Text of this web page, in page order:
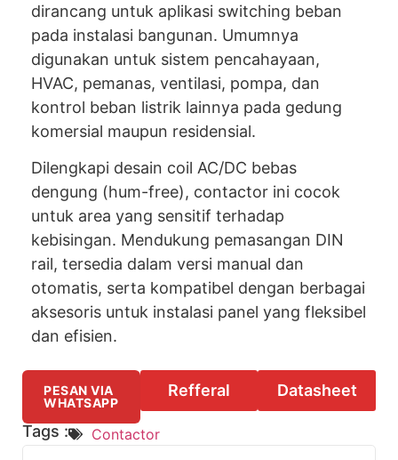
dirancang untuk aplikasi switching beban
pada instalasi bangunan. Umumnya
digunakan untuk sistem pencahayaan,
HVAC, pemanas, ventilasi, pompa, dan
kontrol beban listrik lainnya pada gedung
komersial maupun residensial.
Dilengkapi desain coil AC/DC bebas
dengung (hum-free), contactor ini cocok
untuk area yang sensitif terhadap
kebisingan. Mendukung pemasangan DIN
rail, tersedia dalam versi manual dan
otomatis, serta kompatibel dengan berbagai
aksesoris untuk instalasi panel yang fleksibel
dan efisien.
PESAN VIA
WHATSAPP
Refferal Datasheet
Tags : Contactor